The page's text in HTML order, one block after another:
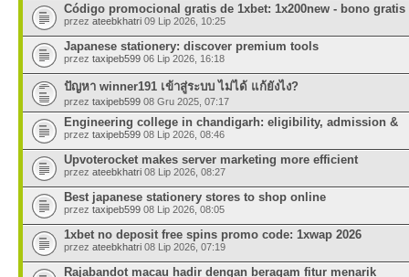
Código promocional gratis de 1xbet: 1x200new - bono gratis
przez ateebkhatri 09 Lip 2026, 10:25
Japanese stationery: discover premium tools
przez taxipeb599 06 Lip 2026, 16:18
ปัญหา winner191 เข้าสู่ระบบ ไม่ได้ แก้ยังไง?
przez taxipeb599 08 Gru 2025, 07:17
Engineering college in chandigarh: eligibility, admission &
przez taxipeb599 08 Lip 2026, 08:46
Upvoterocket makes server marketing more efficient
przez ateebkhatri 08 Lip 2026, 08:27
Best japanese stationery stores to shop online
przez taxipeb599 08 Lip 2026, 08:05
1xbet no deposit free spins promo code: 1xwap 2026
przez ateebkhatri 08 Lip 2026, 07:19
Rajabandot macau hadir dengan beragam fitur menarik